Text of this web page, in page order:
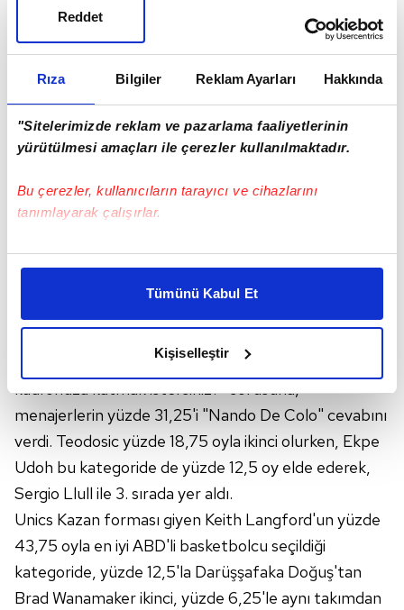
Rıza Bilgiler Reklam Ayarları Hakkında
"Sitelerimizde reklam ve pazarlama faaliyetlerinin
yürütülmesi amaçları ile çerezler kullanılmaktadır.
Bu çerezler, kullanıcıların tarayıcı ve cihazlarını
tanımlayarak çalışırlar.
Bu çerezlere izin vermeniz halinde sizlere özel
daha iyi reklam deneyimi yaşatabiliriz. Bunu yaparken
amacımızın size daha iyi bir reklam deneyimi sunmak
elimizden gelen çabayı gösterdiğimizi ve bu noktada,
kalemimiz olduğunu sizlere hatırlatmak isteriz.
Her halükârda, kullanıcılar, bu çerezlere izin vermedikleri
takdirde, kullanıcılara hedefli reklamlar
gösterilmeyecektir."
Sizlere daha iyi bir hizmet sunabilmek için İnternet
Sitemizde kendimize ve üçüncü kişilere ait çerezler
kullanılmaktadır. Bu çerezler vasıtasıyla çeşitli kişisel
verileriniz işlenmekte olup gerekli olan çerezler bilgi
Tümünü Kabul Et
Kişiselleştir
Reddet
yüzde 56,25'le en iyi oyun kurucu ve yüzde 62,5 ile
en iyi basketbol zekasına sahip oyuncu seçildi.
Ankette yöneltilen, "Mümkün olsa hangi oyuncuyu
kadronuza katmak istersiniz?" sorusuna,
menajerlerin yüzde 31,25'i "Nando De Colo" cevabını
verdi. Teodosic yüzde 18,75 oyla ikinci olurken, Ekpe
Udoh bu kategoride de yüzde 12,5 oy elde ederek,
Sergio Llull ile 3. sırada yer aldı.
Unics Kazan forması giyen Keith Langford'un yüzde
43,75 oyla en iyi ABD'li basketbolcu seçildiği
kategoride, yüzde 12,5'la Darüşşafaka Doğuş'tan
Brad Wanamaker ikinci, yüzde 6,25'le aynı takımdan